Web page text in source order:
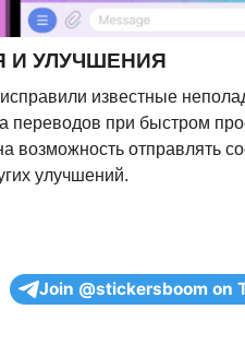
И УЛУЧШЕНИЯ
известные
переводов при быстром
возможность отправлять
улучшений.
Join @stickersboom on